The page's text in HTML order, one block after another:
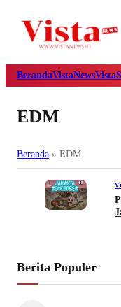
BerandaVistaNews
EDM
Beranda » EDM
Berita Populer